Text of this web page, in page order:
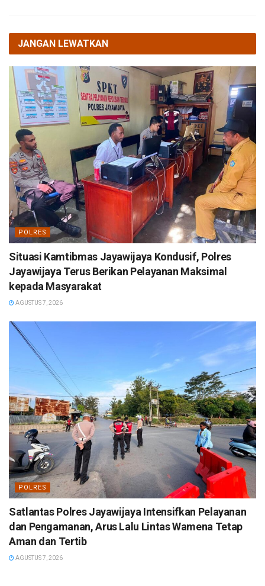
JANGAN LEWATKAN
POLRES
Situasi Kamtibmas Jayawijaya Kondusif, Polres
Jayawijaya Terus Berikan Pelayanan Maksimal
kepada Masyarakat
AGUSTUS 7, 2026
POLRES
Satlantas Polres Jayawijaya Intensifkan Pelayanan
dan Pengamanan, Arus Lalu Lintas Wamena Tetap
Aman dan Tertib
AGUSTUS 7, 2026